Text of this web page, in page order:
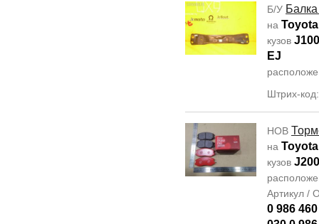
Б/У
на
кузов
EJ
Штрих-
НОВ
на
кузов
Артикул /
0 986